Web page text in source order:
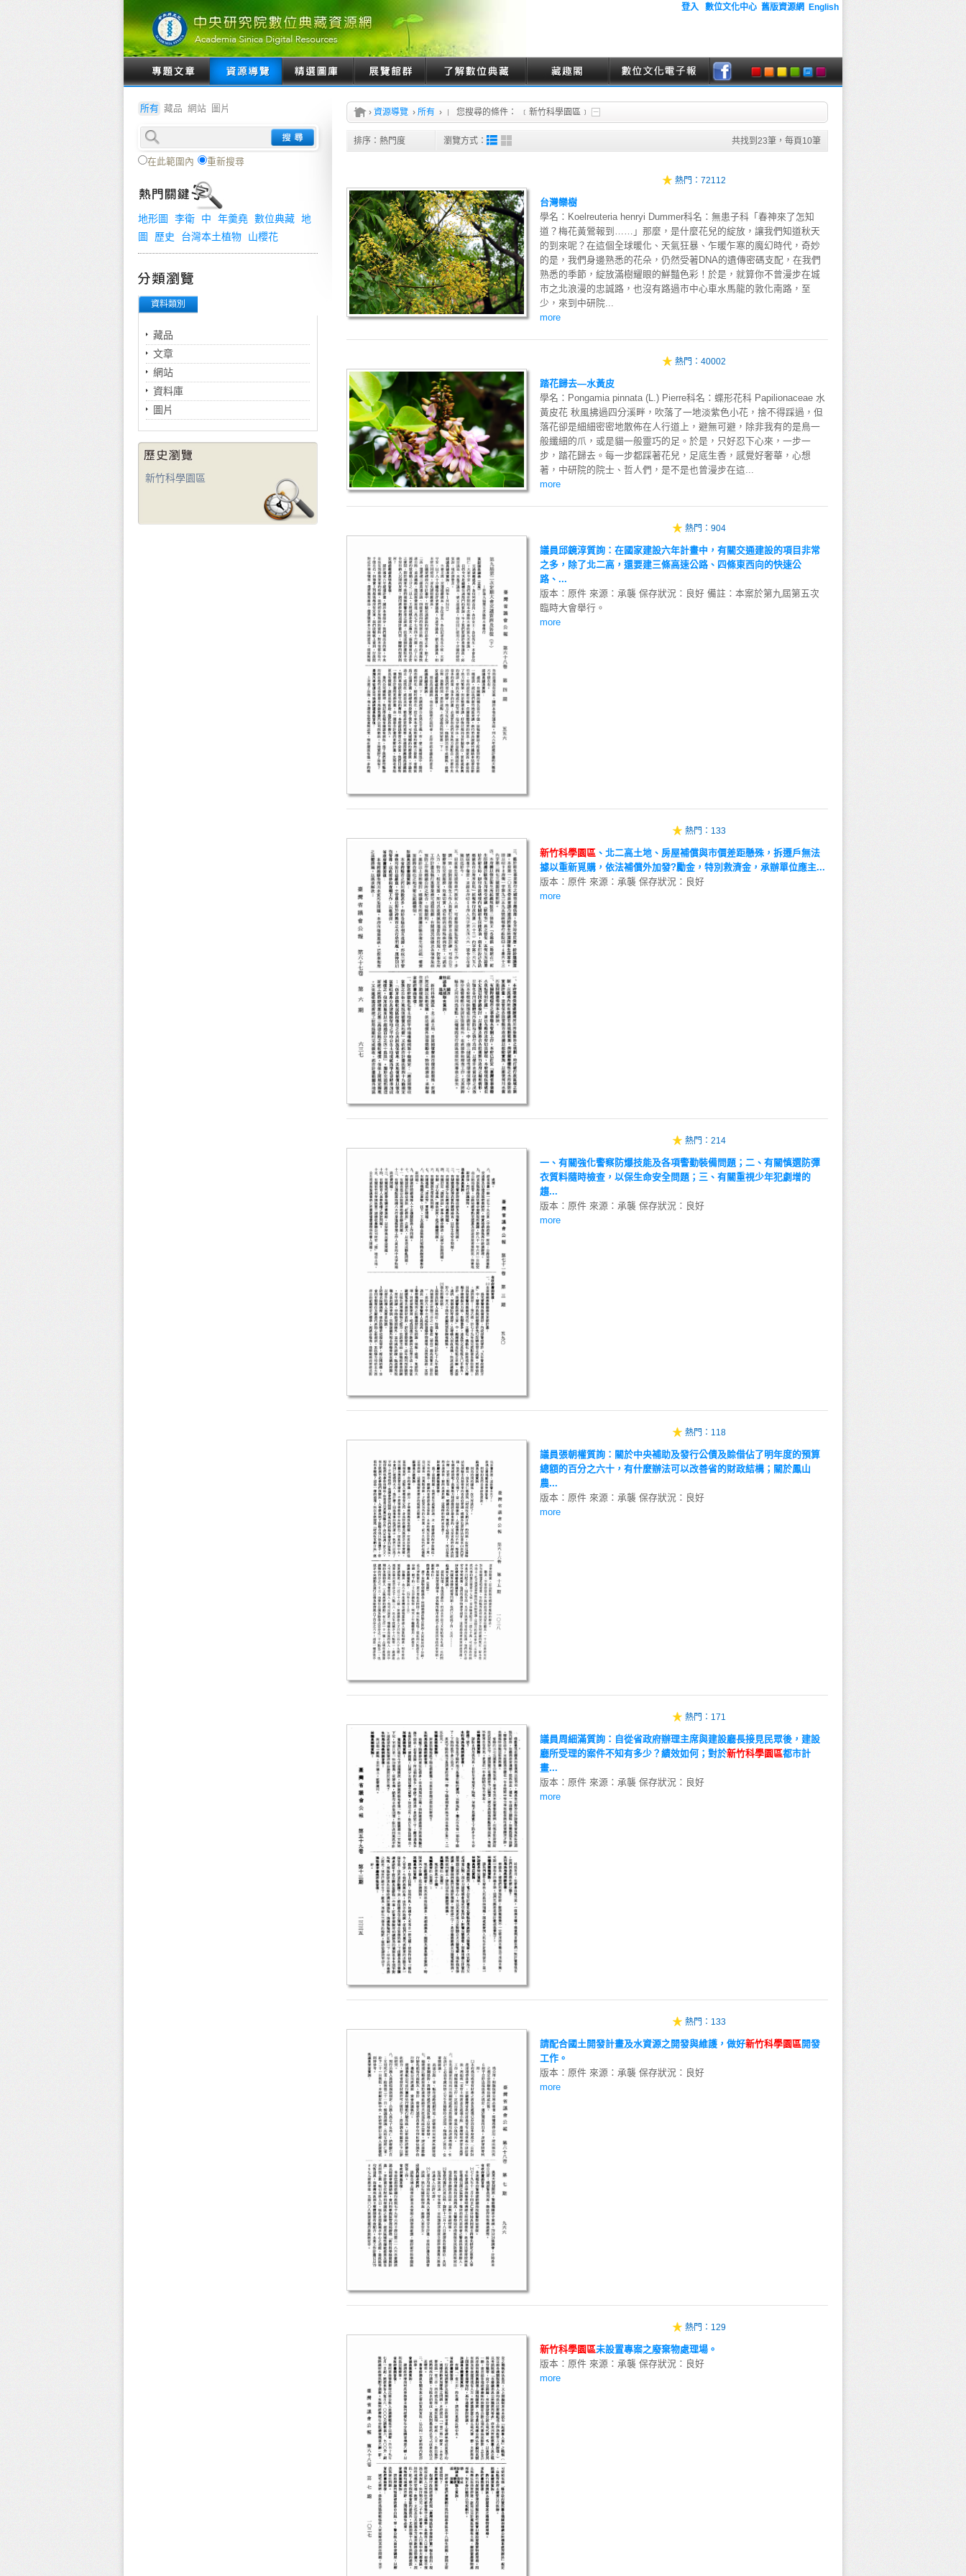
登入 數位文化中心 舊版資源網 English
所有 藏品 網站 圖片
在此範圍內 重新搜尋
地形圖 李衛 中 年羹堯 數位典藏 地
圖
歷史 台灣本土植物 山櫻花
資料類別
藏品
文章
網站
資料庫
圖片
新竹科學園區
› 資源導覽 › 所有 › 您搜尋的條件： ﹝新竹科學園區﹞
排序： 熱門度 瀏覽方式： 共找到 23筆，每頁 10筆
熱門： 72112
台灣欒樹
學名：Koelreuteria henryi Dummer科名：無患子科「春神來了怎知
道？梅花黃鶯報到……」那麼，是什麼花兒的綻放，讓我們知道秋天
的到來呢？在這個全球暖化、天氣狂暴、乍暖乍寒的魔幻時代，奇妙
的是，我們身邊熟悉的花朵，仍然受著DNA的遺傳密碼支配，在我們
熟悉的季節，綻放滿樹耀眼的鮮豔色彩！於是，就算你不曾漫步在城
市之北浪漫的忠誠路，也沒有路過市中心車水馬龍的敦化南路，至
少，來到中研院...
more
熱門： 40002
踏花歸去—水黃皮
學名：Pongamia pinnata (L.) Pierre科名：蝶形花科 Papilionaceae 水
黃皮花 秋風拂過四分溪畔，吹落了一地淡紫色小花，捨不得踩過，但
落花卻是細細密密地散佈在人行道上，避無可避，除非我有的是鳥一
般纖細的爪，或是貓一般靈巧的足。於是，只好忍下心來，一步一
步，踏花歸去。每一步都踩著花兒，足底生香，感覺好奢華，心想
著，中研院的院士、哲人們，是不是也曾漫步在這...
more
熱門： 904
議員邱鏡淳質詢：在國家建設六年計畫中，有關交通建設的項目非常
之多，除了北二高，還要建三條高速公路、四條東西向的快速公
路、...
版本：原件 來源：承襲 保存狀況：良好 備註：本案於第九屆第五次
臨時大會舉行。
more
熱門： 133
新竹科學園區 、北二高土地、房屋補償與市價差距懸殊，拆遷戶無法
據以重新覓購，依法補償外加發?勵金，特別救濟金，承辦單位應主...
版本：原件 來源：承襲 保存狀況：良好
more
熱門： 214
一、有關強化警察防爆技能及各項警勤裝備問題；二、有關慎選防彈
衣質料隨時檢查，以保生命安全問題；三、有關重視少年犯劇增的
趨...
版本：原件 來源：承襲 保存狀況：良好
more
熱門： 118
議員張朝權質詢：關於中央補助及發行公債及賒借佔了明年度的預算
總額的百分之六十，有什麼辦法可以改善省的財政結構；關於鳳山
農...
版本：原件 來源：承襲 保存狀況：良好
more
熱門： 171
議員周細滿質詢：自從省政府辦理主席與建設廳長接見民眾後，建設
廳所受理的案件不知有多少？績效如何；對於新竹科學園區都市計
畫...
版本：原件 來源：承襲 保存狀況：良好
more
熱門： 133
請配合國土開發計畫及水資源之開發與維護，做好新竹科學園區開發
工作。
版本：原件 來源：承襲 保存狀況：良好
more
熱門： 129
新竹科學園區未設置專案之廢棄物處理場。
版本：原件 來源：承襲 保存狀況：良好
more